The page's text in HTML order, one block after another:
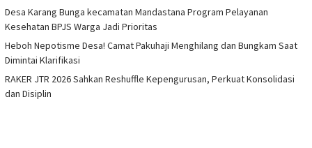
Desa Karang Bunga kecamatan Mandastana Program Pelayanan
Kesehatan BPJS Warga Jadi Prioritas
Heboh Nepotisme Desa! Camat Pakuhaji Menghilang dan Bungkam Saat
Dimintai Klarifikasi
RAKER JTR 2026 Sahkan Reshuffle Kepengurusan, Perkuat Konsolidasi
dan Disiplin